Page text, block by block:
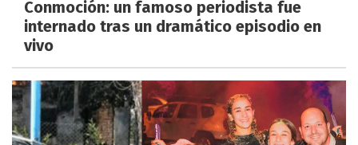
Conmoción: un famoso periodista fue
internado tras un dramático episodio en
vivo